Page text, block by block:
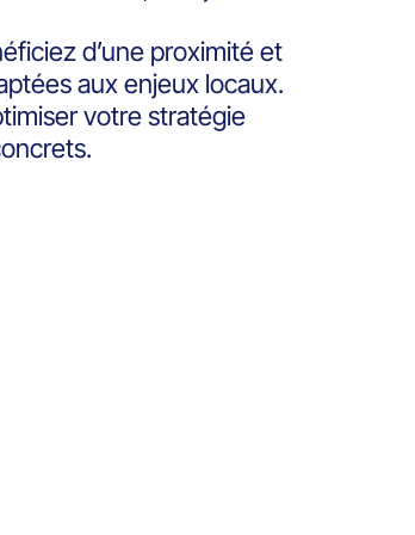
d’une proximité et
aux enjeux locaux.
votre stratégie